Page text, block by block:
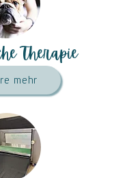
Therapie
mehr